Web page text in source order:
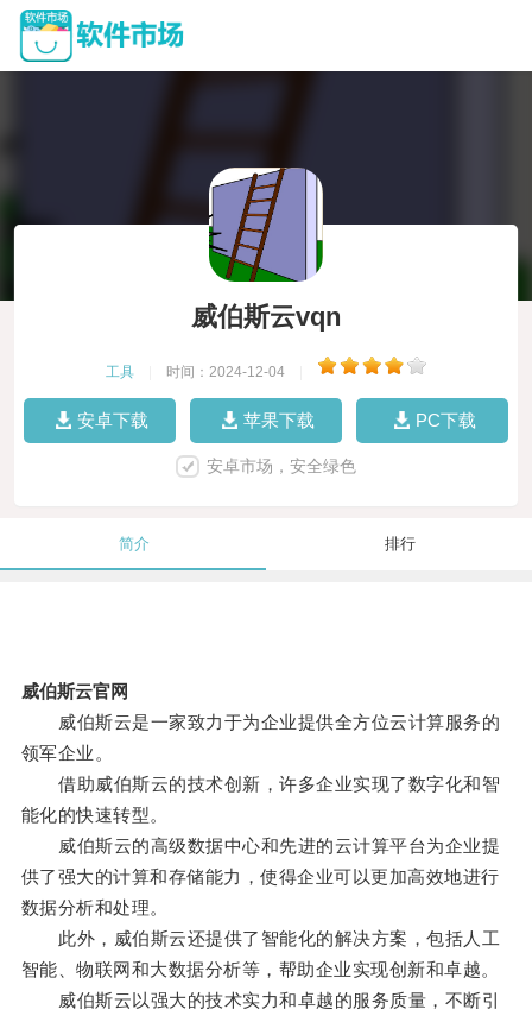
威伯斯云vqn
工具 时间：2024-12-04
安卓下载 苹果下载 PC下载
安卓市场，安全绿色
简介 排行
威伯斯云官网
威伯斯云是一家致力于为企业提供全方位云计算服务的
领军企业。
借助威伯斯云的技术创新，许多企业实现了数字化和智
能化的快速转型。
威伯斯云的高级数据中心和先进的云计算平台为企业提
供了强大的计算和存储能力，使得企业可以更加高效地进行
数据分析和处理。
此外，威伯斯云还提供了智能化的解决方案，包括人工
智能、物联网和大数据分析等，帮助企业实现创新和卓越。
威伯斯云以强大的技术实力和卓越的服务质量，不断引